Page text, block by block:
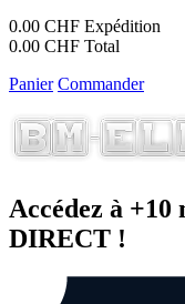
0.00 CHF Expédition
0.00 CHF Total
Panier Commander
Accédez à +10
DIRECT !